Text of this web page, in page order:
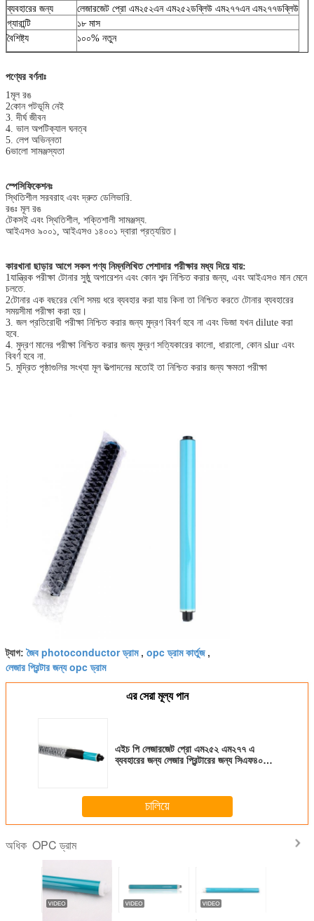
ব্যবহারের জন্য
লেজারজেট প্রো এম২৫২এন এম২৫২ডব্লিউ এম২৭৭এন এম২৭৭ডব্লিউ
গ্যারান্টি
১৮ মাস
বৈশিষ্ট্য
১০০% নতুন
পণ্যের বর্ণনাঃ
1মূল রঙ
2কোন পটভূমি নেই
3. দীর্ঘ জীবন
4. ভাল অপটিক্যাল ঘনত্ব
5. লেপ অভিন্নতা
6ভালো সামঞ্জস্যতা
স্পেসিফিকেশনঃ
স্থিতিশীল সরবরাহ এবং দ্রুত ডেলিভারি.
রঙঃ মূল রঙ
টেকসই এবং স্থিতিশীল, শক্তিশালী সামঞ্জস্য.
আইএসও ৯০০১, আইএসও ১৪০০১ দ্বারা প্রত্যয়িত।
কারখানা ছাড়ার আগে সকল পণ্য নিম্নলিখিত পেশাদার পরীক্ষার মধ্য দিয়ে যায়:
1যান্ত্রিক পরীক্ষা টোনার সুষ্ঠু অপারেশন এবং কোন শব্দ নিশ্চিত করার জন্য, এবং আইএসও মান মেনে
চলতে.
2টোনার এক বছরের বেশি সময় ধরে ব্যবহার করা যায় কিনা তা নিশ্চিত করতে টোনার ব্যবহারের
সময়সীমা পরীক্ষা করা হয়।
3. জল প্রতিরোধী পরীক্ষা নিশ্চিত করার জন্য মুদ্রণ বিবর্ণ হবে না এবং ভিজা যখন dilute করা
হবে.
4. মুদ্রণ মানের পরীক্ষা নিশ্চিত করার জন্য মুদ্রণ সত্যিকারের কালো, ধারালো, কোন slur এবং
বিবর্ণ হবে না.
5. মুদ্রিত পৃষ্ঠাগুলির সংখ্যা মূল উত্পাদনের মতোই তা নিশ্চিত করার জন্য ক্ষমতা পরীক্ষা
ট্যাগ:জৈব photoconductor ড্রাম, opc ড্রাম কার্তুজ,
লেজার প্রিন্টার জন্য opc ড্রাম
এর সেরা মূল্য পান
এইচ পি লেজারজেট প্রো এম২৫২ এম২৭৭ এ
ব্যবহারের জন্য লেজার প্রিন্টারের জন্য সিএফ৪০০এ
চালিয়ে
অধিক OPC ড্রাম